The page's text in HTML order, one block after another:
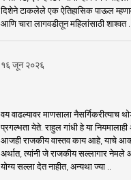
दिशेने टाकलेले एक ऐतिहासिक पाऊल
आणि चारा लागवडीतून महिलांसाठी शाश्वत ..
१६ जून २०२६
वय वाढल्यावर माणसाला नैसर्गिकरीत्याच
प्रगल्भता येते. राहुल गांधी हे या नियमालाही
आजही राजकीय वास्तव काय आहे, याचे
अर्थात, त्यांनी जे राजकीय सल्लागार नेमले
योग्य सल्ला देत नाहीत, अन्यथा ज्या ..